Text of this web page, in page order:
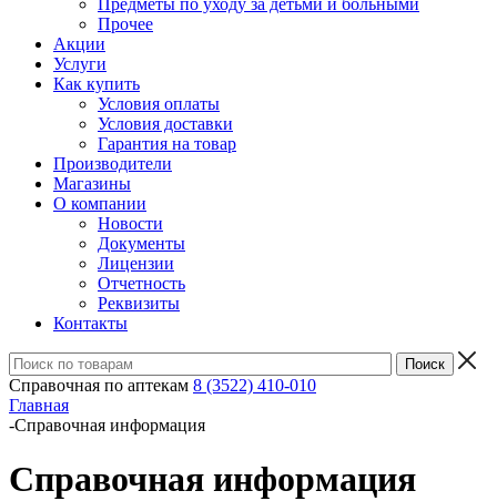
Предметы по уходу за детьми и больными
Прочее
Акции
Услуги
Как купить
Условия оплаты
Условия доставки
Гарантия на товар
Производители
Магазины
О компании
Новости
Документы
Лицензии
Отчетность
Реквизиты
Контакты
Справочная по аптекам 8 (3522) 410-010
Главная
-Справочная информация
Справочная информация